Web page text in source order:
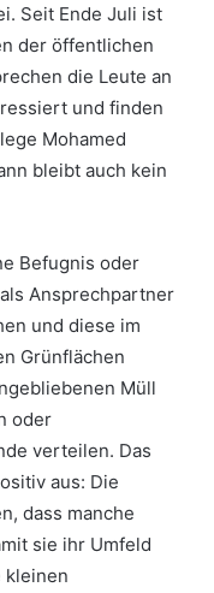
Seit Ende Juli ist
der öffentlichen
die Leute an
und finden
Mohamed
bleibt auch kein
Befugnis oder
Ansprechpartner
und diese im
Grünflächen
Müll
oder
verteilen. Das
aus: Die
dass manche
sie ihr Umfeld
kleinen